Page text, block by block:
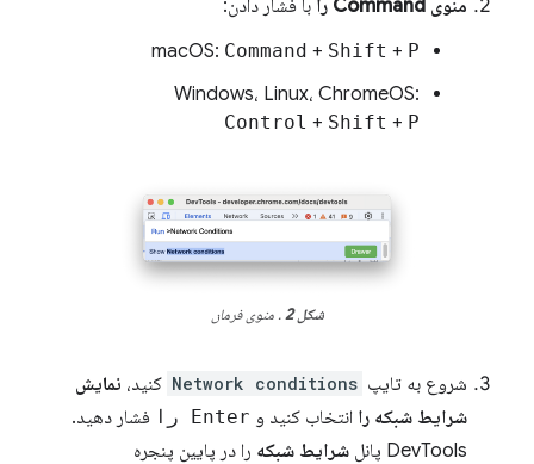
منوی Command را
با فشار دادن:
macOS: Command + Shift + P
Windows، Linux، ChromeOS:
Control + Shift + P
شکل 2 . منوی فرمان
شروع به تایپ Network conditions کنید، نمایش
شرایط شبکه را انتخاب کنید و Enter را
فشار دهید.
DevTools پانل
شرایط شبکه را در پایین پنجره